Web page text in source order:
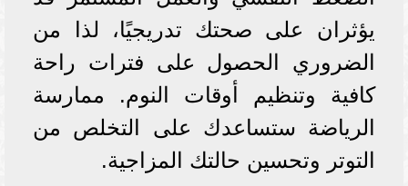
يؤثران على صحتك تدريجيًا، لذا من
الضروري الحصول على فترات راحة
كافية وتنظيم أوقات النوم. ممارسة
الرياضة ستساعدك على التخلص من
التوتر وتحسين حالتك المزاجية.